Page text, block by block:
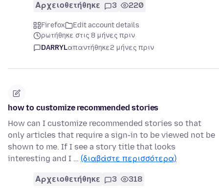
Αρχειοθετήθηκε 3 220
Firefox
Edit account details
ρωτήθηκε στις 8 μήνες πριν
DARRYLαπαντήθηκε2 μήνες πριν
how to customize recommended stories
How can I customize recommended stories so that
only articles that require a sign-in to be viewed not be
shown to me. If I see a story title that looks
interesting and I … (διαβάστε περισσότερα)
Αρχειοθετήθηκε 3 318